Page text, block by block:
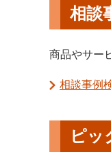
相談
商品やサー
相談事例
ピッ